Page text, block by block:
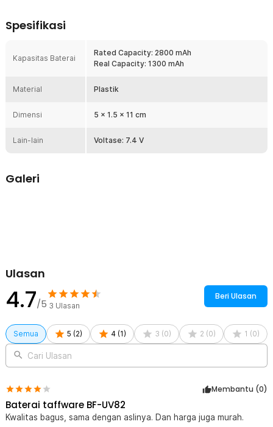
dan tidak mudah rusak. Pemasangan stabil dan nyaman digunakan
Kompatibilitas Khusus BF-UV82
Dirancang khusus untuk walkie talkie Taffware Pofung atau Baofeng
baterai terpasang dengan baik dan bekerja optimal. Tidak
Kapasitas Besar untuk Penggunaan Lebih Lama
baterai ini mampu menunjang penggunaan walkie talkie lebih lama.
Spesifikasi
Kapasitas Baterai
Rated Capacity: 2800 mAh
Real Capacity: 1300 mAh
Material Plastik
Dimensi 5 x 1.5 x 11 cm
Lain-lain Voltase: 7.4 V
Galeri
Ulasan
4.7/5 3 Ulasan
Beri Ulasan
Semua 5 (2) 4 (1 ) 3 (0) 2 (0) 1 (0)
Cari Ulasan
Membantu (0)
Baterai taffware BF-UV82
Kwalitas bagus, sama dengan aslinya. Dan harga juga murah.